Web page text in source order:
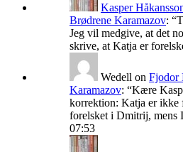
Kasper
Brødrene Karamazov: “
Jeg vil medgive, at det
skrive, at Katja er
Wedell on Fjodor
Karamazov: “Kære
korrektion: Katja er ikke
forelsket i Dmitrij,
07:53